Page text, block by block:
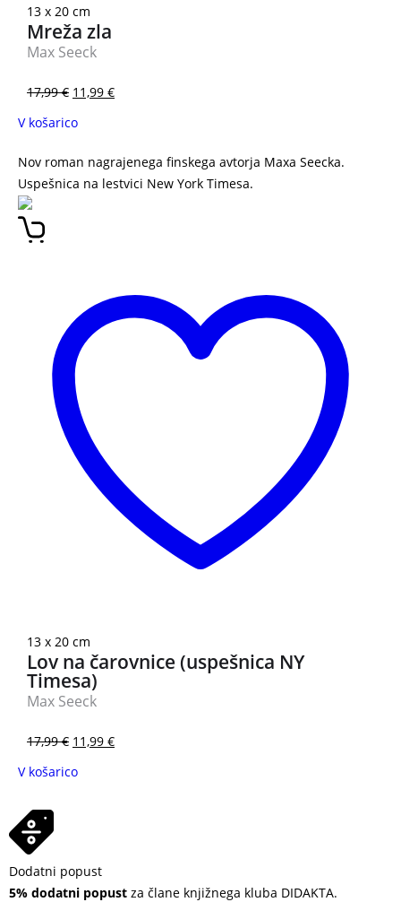
13 x 20 cm
Mreža zla
Max Seeck
17,99€ 11,99 €
V košarico
Nov roman nagrajenega finskega avtorja Maxa Seecka.
Uspešnica na lestvici New York Timesa.
13 x 20 cm
Lov na čarovnice (uspešnica NY
Timesa)
Max Seeck
17,99€ 11,99 €
V košarico
Dodatni popust
5% dodatni popust za člane knjižnega kluba DIDAKTA.